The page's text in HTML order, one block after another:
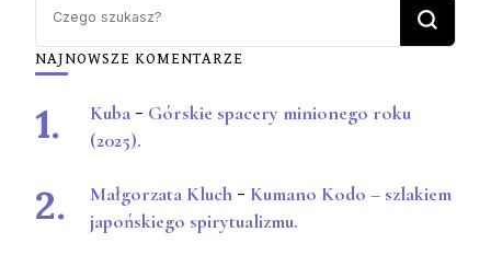
NAJNOWSZE KOMENTARZE
Kuba - Górskie spacery minionego roku
(2025).
Małgorzata Kluch - Kumano Kodo – szlakiem
japońskiego spirytualizmu.